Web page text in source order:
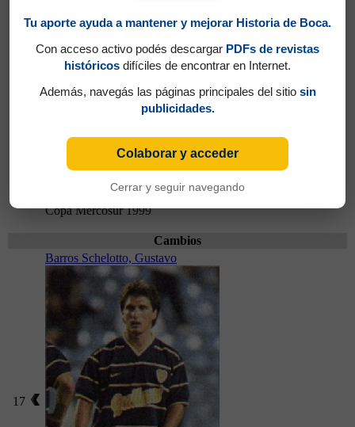
Partidos jugados por Martín Palermo en
Copa Mercosur 1999
Cambios
17
Barros Schelotto, Gustavo
Tu aporte ayuda a mantener y mejorar Historia de Boca.
Con acceso activo podés descargar PDFs de revistas
históricos difíciles de encontrar en Internet.
Además, navegás las páginas principales del sitio sin
publicidades.
Colaborar y acceder
Cerrar y seguir navegando